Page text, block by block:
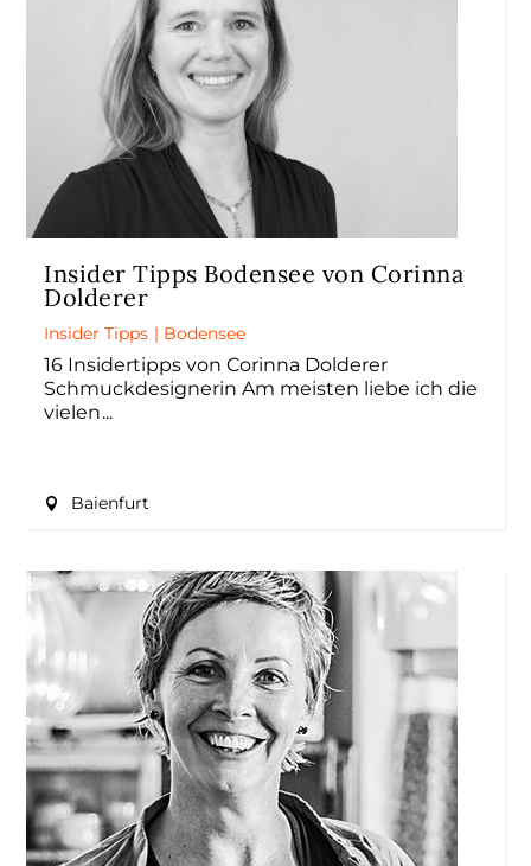
Insider Tipps Bodensee von Corinna
Dolderer
Insider Tipps | Bodensee
16 Insidertipps von Corinna Dolderer
Schmuckdesignerin Am meisten liebe ich die
vielen
Baienfurt